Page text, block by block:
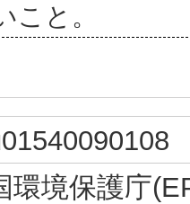
こと。
環境保護庁